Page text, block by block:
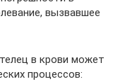
вызвавшее
в крови может
процессов: